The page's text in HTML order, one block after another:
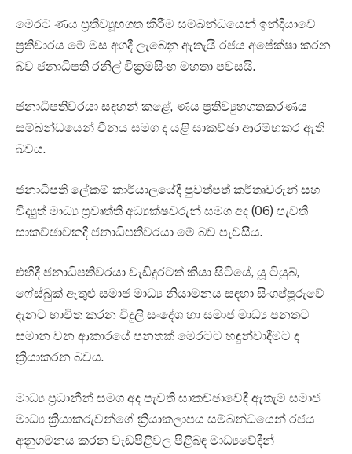
මෙරට ණය ප්‍රතිව්‍යූහගත කිරීම සම්බන්ධයෙන් ඉන්දියාවේ
ප්‍රතිචාරය මේ මස අගදී ලැබෙනු ඇතැයි රජය අපේක්ෂා කරන
බව ජනාධිපති රනිල් වික්‍රමසිංහ මහතා පවසයි.
ජනාධිපතිවරයා සඳහන් කළේ, ණය ප්‍රතිව්‍යුහගතකරණය
සම්බන්ධයෙන් චීනය සමග ද යළි සාකච්ඡා ආරම්භකර ඇති
බවය.
ජනාධිපති ලේකම් කාර්යාලයේදී පුවත්පත් කර්තෘවරුන් සහ
විද්‍යුත් මාධ්‍ය ප්‍රවෘත්ති අධ්‍යක්ෂවරුන් සමග අද (06) පැවති
සාකච්ඡාවකදී ජනාධිපතිවරයා මේ බව පැවසීය.
එහිදී ජනාධිපතිවරයා වැඩිදුරටත් කියා සිටියේ, යූ ටියුබ්,
ෆේස්බුක් ඇතුළු සමාජ මාධ්‍ය නියාමනය සඳහා සිංගප්පූරුවේ
දැනට භාවිත කරන විදුලි සංදේශ හා සමාජ මාධ්‍ය පනතට
සමාන වන ආකාරයේ පනතක් මෙරටට හඳුන්වාදීමට ද
ක්‍රියාකරන බවය.
මාධ්‍ය ප්‍රධානීන් සමග අද පැවති සාකච්ඡාවේදී ඇතැම් සමාජ
මාධ්‍ය ක්‍රියාකරුවන්ගේ ක්‍රියාකලාපය සම්බන්ධයෙන් රජය
අනුගමනය කරන වැඩපිළිවල පිළිබඳ මාධ්‍යවේදීන්